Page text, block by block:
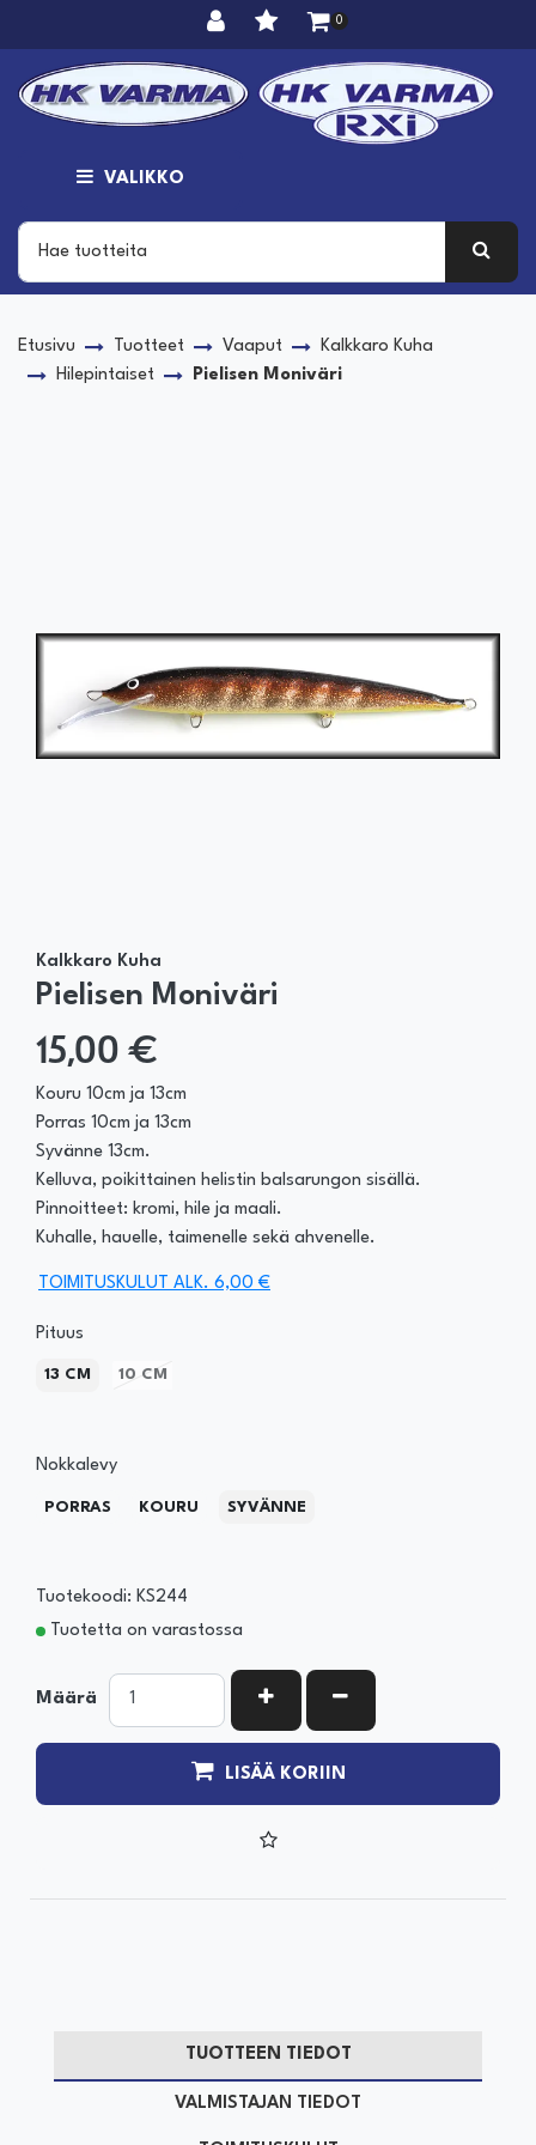
0
VALIKKO
Etusivu Tuotteet Vaaput
Kalkkaro Kuha
Hilepintaiset
Pielisen Moniväri
Kalkkaro Kuha
Pielisen Moniväri
15,00 €
Kouru 10cm ja 13cm
Porras 10cm ja 13cm
Syvänne 13cm.
Kelluva, poikittainen helistin balsarungon sisällä.
Pinnoitteet: kromi, hile ja maali.
Kuhalle, hauelle, taimenelle sekä ahvenelle.
TOIMITUSKULUT ALK. 6,00 €
Pituus
13 CM 10 CM
Nokkalevy
PORRAS KOURU SYVÄNNE
Tuotekoodi: KS244
Tuotetta on varastossa
Määrä KASVATA MÄÄRÄÄ
VÄHENNÄ MÄÄRÄÄ
LISÄÄ KORIIN
TUOTTEEN TIEDOT
VALMISTAJAN TIEDOT